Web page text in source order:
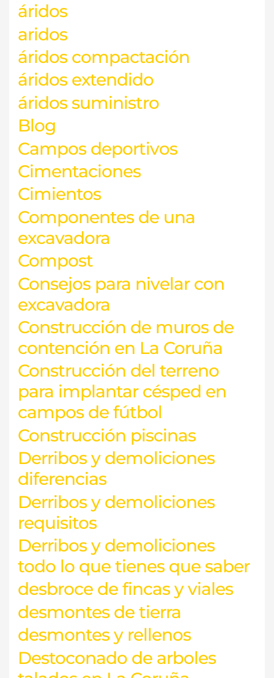
áridos
aridos
áridos compactación
áridos extendido
áridos suministro
Blog
Campos deportivos
Cimentaciones
Cimientos
Componentes de una
excavadora
Compost
Consejos para nivelar con
excavadora
Construcción de muros de
contención en La Coruña
Construcción del terreno
para implantar césped en
campos de fútbol
Construcción piscinas
Derribos y demoliciones
diferencias
Derribos y demoliciones
requisitos
Derribos y demoliciones
todo lo que tienes que saber
desbroce de fincas y viales
desmontes de tierra
desmontes y rellenos
Destoconado de arboles